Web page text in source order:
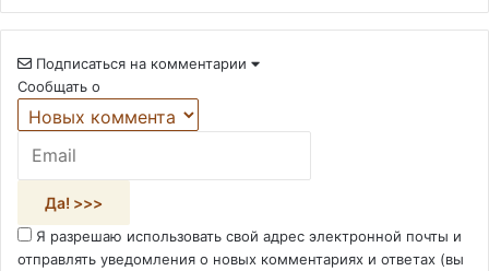
Подписаться на комментарии
Сообщать о
Я разрешаю использовать свой адрес электронной почты и
отправлять уведомления о новых комментариях и ответах (вы